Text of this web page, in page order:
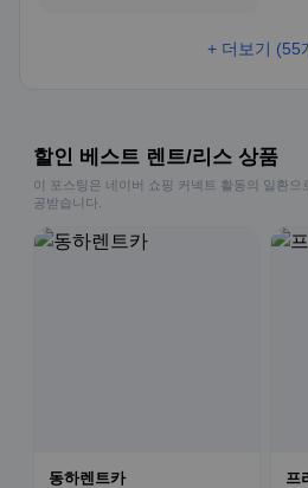
+ 더보기 (55
할인 베스트 렌트/리스 상품
이 포스팅은 네이버 쇼핑 커넥트 활동의 일환으
공받습니다.
동하렌트카 프